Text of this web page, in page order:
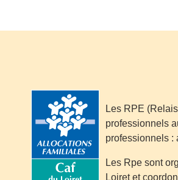
Les RPE
professionnels
professionnels :
Les Rpe sont
Loiret et